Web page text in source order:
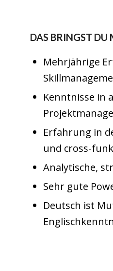
DAS BRINGST DU
Mehrjährige
Kenntnisse in
Erfahrung in
und cross-
Analytische,
Sehr gute
Deutsch ist